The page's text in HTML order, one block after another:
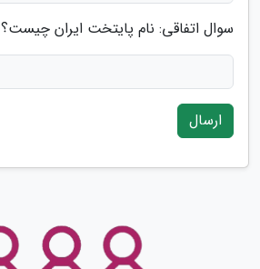
سوال اتفاقی: نام پایتخت ایران چیست؟
ارسال